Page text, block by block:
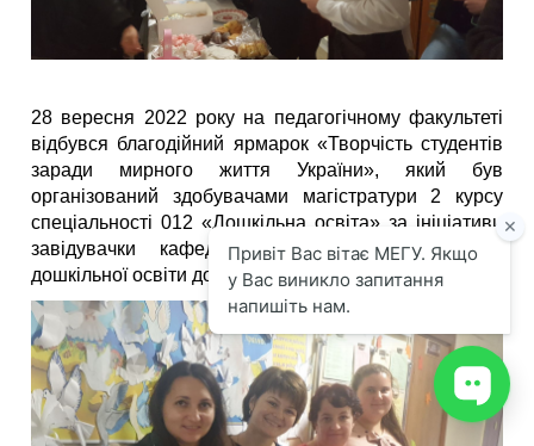
28 вересня 2022 року на педагогічному факультеті
відбувся благодійний ярмарок «Творчість студентів
заради мирного життя України», який був
організований здобувачами магістратури 2 курсу
спеціальності 012 «Дошкільна освіта» за ініціативи
завідувачки кафедри загальної педагогіки та
дошкільної освіти доц. Лілії Мельничук.